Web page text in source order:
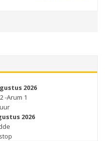
2026
-Arum 1
2026